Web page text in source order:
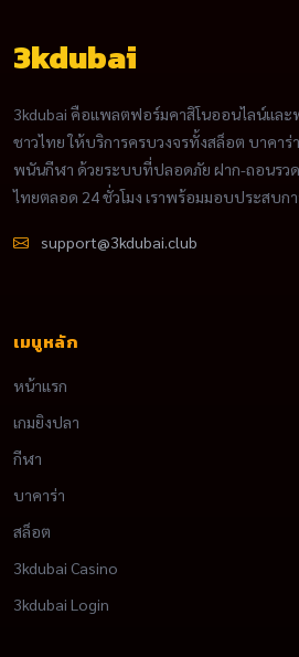
3kdubai
3kdubai คือแพลตฟอร์มคาสิโนออนไลน์แล
ชาวไทย ให้บริการครบวงจรทั้งสล็อต บาคาร่
พนันกีฬา ด้วยระบบที่ปลอดภัย ฝาก-ถอนรว
ไทยตลอด 24 ชั่วโมง เราพร้อมมอบประสบ
support@3kdubai.club
เมนูหลัก
หน้าแรก
เกมยิงปลา
กีฬา
บาคาร่า
สล็อต
3kdubai Casino
3kdubai Login